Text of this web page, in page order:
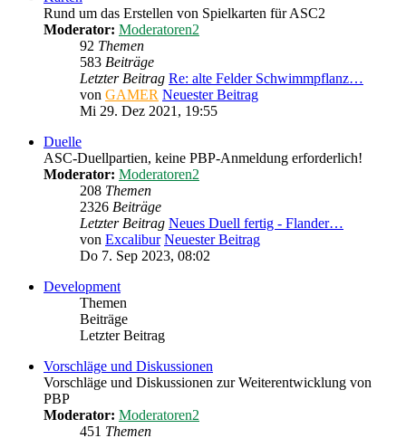
Rund um das Erstellen von Spielkarten für ASC2
Moderator: Moderatoren2
92 Themen
583 Beiträge
Letzter Beitrag Re: alte Felder Schwimmpflanz…
von GAMER Neuester Beitrag
Mi 29. Dez 2021, 19:55
Duelle
ASC-Duellpartien, keine PBP-Anmeldung erforderlich!
Moderator: Moderatoren2
208 Themen
2326 Beiträge
Letzter Beitrag Neues Duell fertig - Flander…
von Excalibur Neuester Beitrag
Do 7. Sep 2023, 08:02
Development
Themen
Beiträge
Letzter Beitrag
Vorschläge und Diskussionen
Vorschläge und Diskussionen zur Weiterentwicklung von
PBP
Moderator: Moderatoren2
451 Themen